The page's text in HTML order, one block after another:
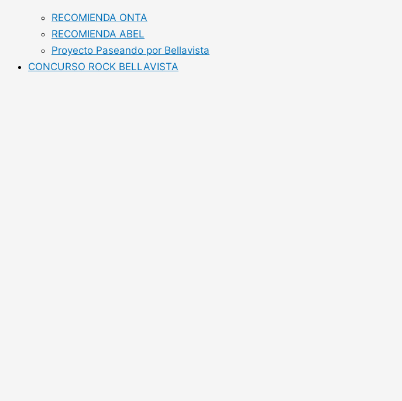
RECOMIENDA ONTA
RECOMIENDA ABEL
Proyecto Paseando por Bellavista
CONCURSO ROCK BELLAVISTA